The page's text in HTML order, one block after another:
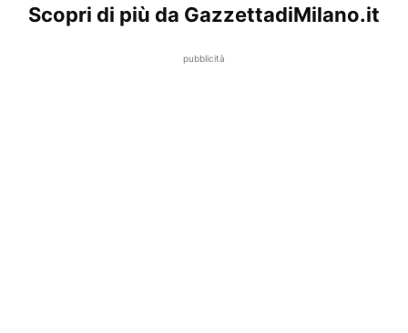
Scopri di più da GazzettadiMilano.it
pubblicità